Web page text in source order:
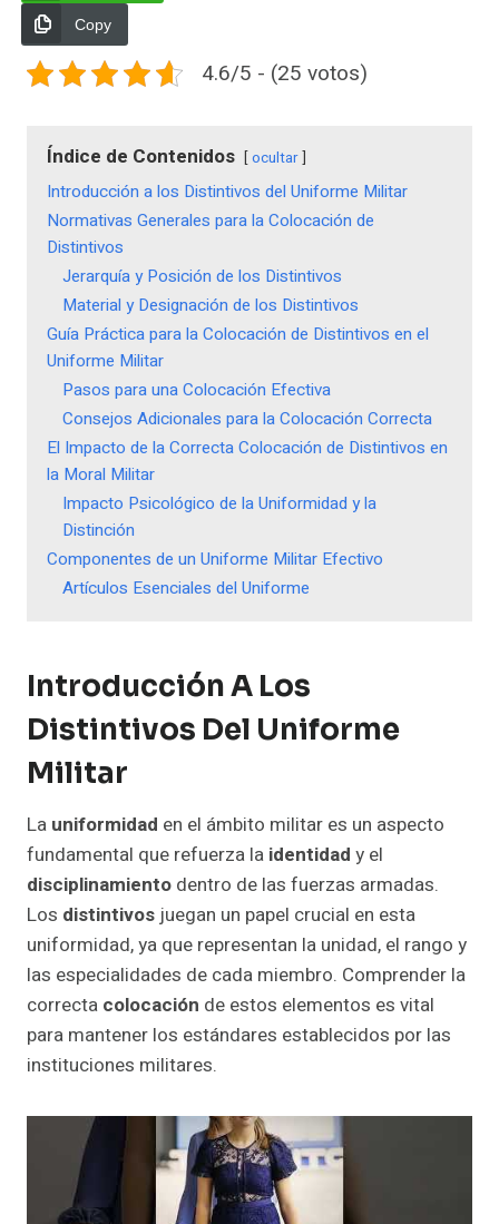
Copy
4.6/5 - (25 votos)
Índice de Contenidos ocultar
Introducción a los Distintivos del Uniforme Militar
Normativas Generales para la Colocación de
Distintivos
Jerarquía y Posición de los Distintivos
Material y Designación de los Distintivos
Guía Práctica para la Colocación de Distintivos en el
Uniforme Militar
Pasos para una Colocación Efectiva
Consejos Adicionales para la Colocación Correcta
El Impacto de la Correcta Colocación de Distintivos en
la Moral Militar
Impacto Psicológico de la Uniformidad y la
Distinción
Componentes de un Uniforme Militar Efectivo
Artículos Esenciales del Uniforme
Introducción A Los
Distintivos Del Uniforme
Militar
La uniformidad en el ámbito militar es un aspecto
fundamental que refuerza la identidad y el
disciplinamiento dentro de las fuerzas armadas.
Los distintivosjuegan un papel crucial en esta
uniformidad, ya que representan la unidad, el rango y
las especialidades de cada miembro. Comprender la
correcta colocación de estos elementos es vital
para mantener los estándares establecidos por las
instituciones militares.